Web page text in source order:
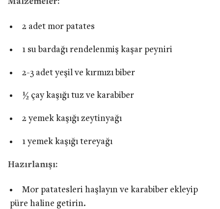
2 adet mor patates
1 su bardağı rendelenmiş kaşar peyniri
2-3 adet yeşil ve kırmızı biber
½ çay kaşığı tuz ve karabiber
2 yemek kaşığı zeytinyağı
1 yemek kaşığı tereyağı
Hazırlanışı:
Mor patatesleri haşlayın ve karabiber ekleyip
püre haline getirin.